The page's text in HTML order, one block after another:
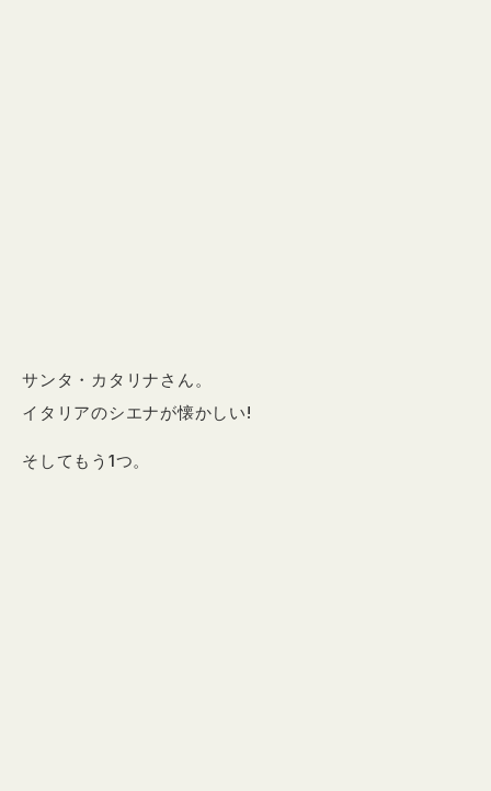
サンタ・カタリナさん。
イタリアのシエナが懐かしい!
そしてもう1つ。